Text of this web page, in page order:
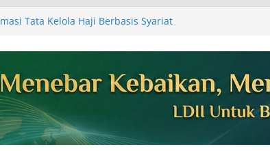
Tata Kelola Haji Berbasis Syariat
PC LDII Tualang
81, Warga PC LDII Dayun Gelar Kerja
Masjid
Kabupaten Siak Audiensi ke
Laporan Kegiatan Semester I
Pembinaan Karakter Generasi
Bola